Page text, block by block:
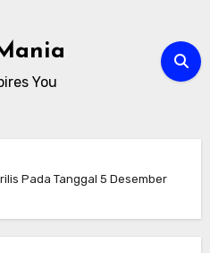
You
Pada Tanggal 5 Desember